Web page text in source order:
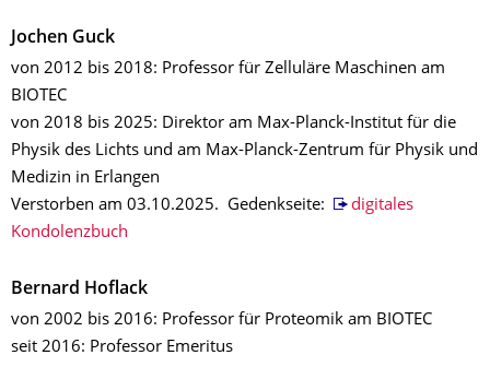
Jochen Guck
von 2012 bis 2018: Professor für Zelluläre Maschinen am
BIOTEC
von 2018 bis 2025: Direktor am Max-Planck-Institut für die
Physik des Lichts und am Max-Planck-Zentrum für Physik und
Medizin in Erlangen
Verstorben am 03.10.2025. Gedenkseite:
digitales
Kondolenzbuch
Bernard Hoflack
von 2002 bis 2016: Professor für Proteomik am BIOTEC
seit 2016: Professor Emeritus